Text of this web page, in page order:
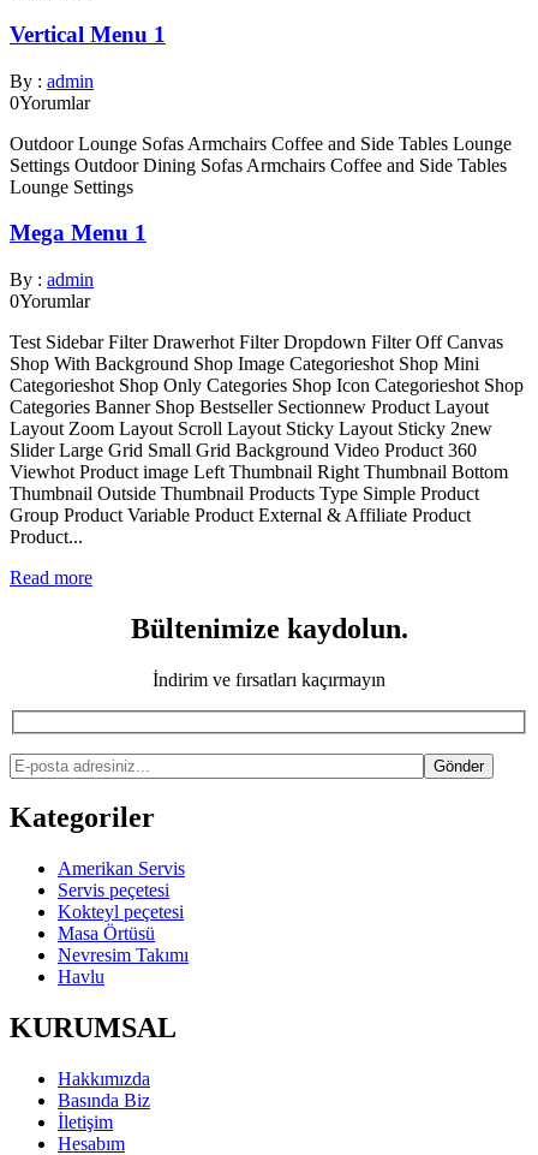
Vertical Menu 1
By : admin
0Yorumlar
Outdoor Lounge Sofas Armchairs Coffee and Side Tables Lounge
Settings Outdoor Dining Sofas Armchairs Coffee and Side Tables
Lounge Settings
Mega Menu 1
By : admin
0Yorumlar
Test Sidebar Filter Drawerhot Filter Dropdown Filter Off Canvas
Shop With Background Shop Image Categorieshot Shop Mini
Categorieshot Shop Only Categories Shop Icon Categorieshot Shop
Categories Banner Shop Bestseller Sectionnew Product Layout
Layout Zoom Layout Scroll Layout Sticky Layout Sticky 2new
Slider Large Grid Small Grid Background Video Product 360
Viewhot Product image Left Thumbnail Right Thumbnail Bottom
Thumbnail Outside Thumbnail Products Type Simple Product
Group Product Variable Product External & Affiliate Product
Product...
Read more
Bültenimize kaydolun.
İndirim ve fırsatları kaçırmayın
Kategoriler
Amerikan Servis
Servis peçetesi
Kokteyl peçetesi
Masa Örtüsü
Nevresim Takımı
Havlu
KURUMSAL
Hakkımızda
Basında Biz
İletişim
Hesabım